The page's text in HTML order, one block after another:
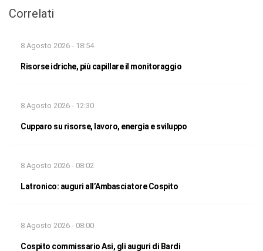
Correlati
8 Agosto 2026 - 18:54
Risorse idriche, più capillare il monitoraggio
8 Agosto 2026 - 12:30
Cupparo su risorse, lavoro, energia e sviluppo
8 Agosto 2026 - 08:02
Latronico: auguri all’Ambasciatore Cospito
8 Agosto 2026 - 08:00
Cospito commissario Asi, gli auguri di Bardi